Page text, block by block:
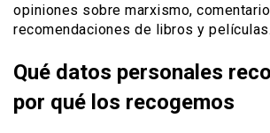
opiniones sobre marxismo,
recomendaciones de libros y películas.
Qué datos personales
por qué los recogemos